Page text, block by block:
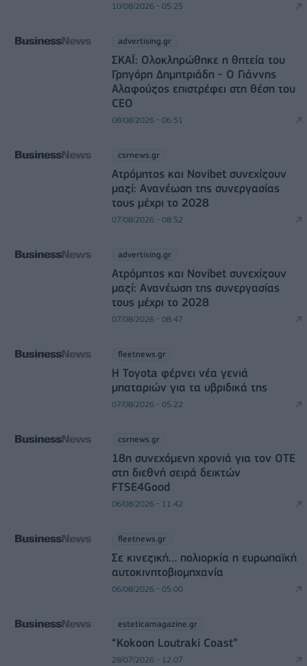
10/08/2026 - 05:25
advertising.gr
ΣΚΑΪ: Ολοκληρώθηκε η θητεία του
Γρηγόρη Δημητριάδη - Ο Γιάννης
Αλαφούζος επιστρέφει στη θέση του
CEO
08/08/2026 - 06:51
csrnews.gr
Ατρόμητος και Novibet συνεχίζουν
μαζί: Ανανέωση της συνεργασίας
τους μέχρι το 2028
07/08/2026 - 08:52
advertising.gr
Ατρόμητος και Novibet συνεχίζουν
μαζί: Ανανέωση της συνεργασίας
τους μέχρι το 2028
07/08/2026 - 08:47
fleetnews.gr
Η Toyota φέρνει νέα γενιά
μπαταριών για τα υβριδικά της
07/08/2026 - 05:22
csrnews.gr
18η συνεχόμενη χρονιά για τον ΟΤΕ
στη διεθνή σειρά δεικτών
FTSE4Good
06/08/2026 - 11:42
fleetnews.gr
Σε κινεζική… πολιορκία η ευρωπαϊκή
αυτοκινητοβιομηχανία
06/08/2026 - 05:00
esteticamagazine.gr
“Kokoon Loutraki Coast”
28/07/2026 - 12:07